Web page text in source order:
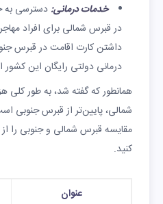
خدمات درمانی: دسترسی به
در قبرس شمالی برای افراد
داشتن کارت اقامت در قبرس
درمانی دولتی رایگان این کشور
همانطور که گفته شد، به طور کلی
شمالی، پایین‌تر از قبرس جنوبی
مقایسه قبرس شمالی و جنوبی را
کنید.
عنوان